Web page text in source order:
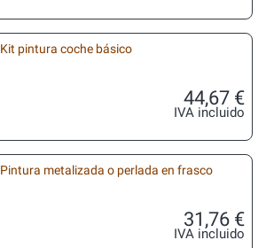
Kit pintura coche básico
44,67 €
IVA incluido
Pintura metalizada o perlada en frasco
31,76 €
IVA incluido